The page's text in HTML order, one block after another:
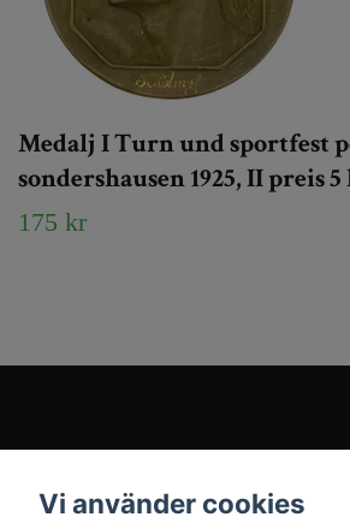
Medalj I Turn und sportfest
sondershausen 1925, II preis
175 kr
Vi använder cookies